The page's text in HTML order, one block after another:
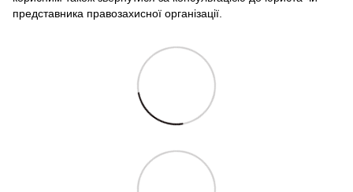
представника правозахисної організації.